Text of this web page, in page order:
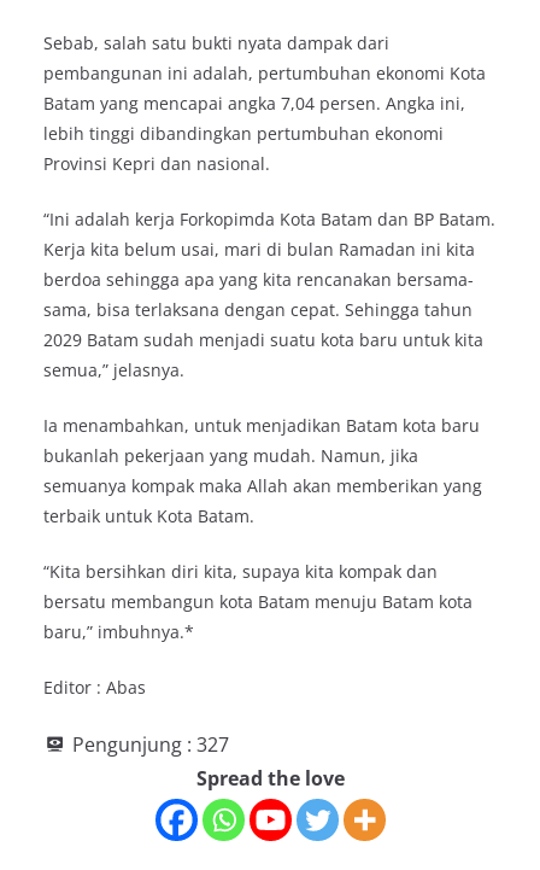
Sebab, salah satu bukti nyata dampak dari
pembangunan ini adalah, pertumbuhan ekonomi Kota
Batam yang mencapai angka 7,04 persen. Angka ini,
lebih tinggi dibandingkan pertumbuhan ekonomi
Provinsi Kepri dan nasional.
“Ini adalah kerja Forkopimda Kota Batam dan BP Batam.
Kerja kita belum usai, mari di bulan Ramadan ini kita
berdoa sehingga apa yang kita rencanakan bersama-
sama, bisa terlaksana dengan cepat. Sehingga tahun
2029 Batam sudah menjadi suatu kota baru untuk kita
semua,” jelasnya.
Ia menambahkan, untuk menjadikan Batam kota baru
bukanlah pekerjaan yang mudah. Namun, jika
semuanya kompak maka Allah akan memberikan yang
terbaik untuk Kota Batam.
“Kita bersihkan diri kita, supaya kita kompak dan
bersatu membangun kota Batam menuju Batam kota
baru,” imbuhnya.*
Editor : Abas
Pengunjung : 327
Spread the love